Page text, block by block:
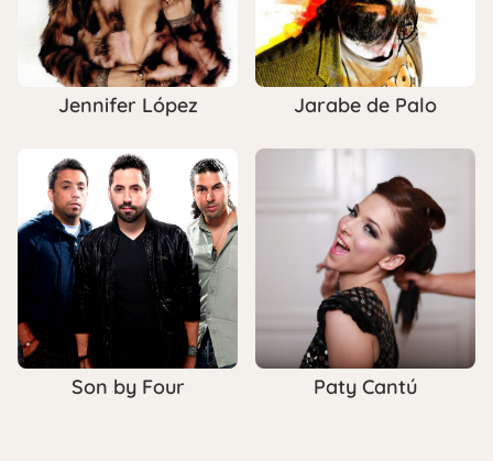
Jennifer López Jarabe de Palo
Son by Four Paty Cantú